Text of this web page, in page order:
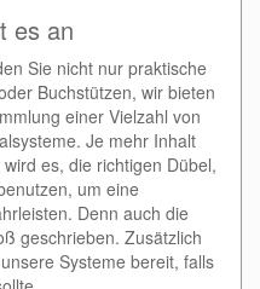
es an
Sie nicht nur praktische
Buchstützen, wir bieten
einer Vielzahl von
Je mehr Inhalt
es, die richtigen Dübel,
um eine
Denn auch die
geschrieben. Zusätzlich
Systeme bereit, falls